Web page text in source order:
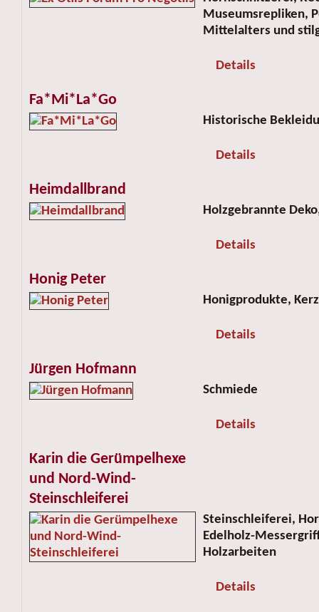
Museumsrepliken,
Mittelalters und
Details
Fa*Mi*La*Go
Historische
Details
Heimdallbrand
Holzgebrannte
Details
Honig Peter
Honigprodukte,
Details
Jürgen Hofmann
Schmiede
Details
Karin die Gerümpelhexe
und Nord-Wind-
Steinschleiferei
Steinschleiferei,
Edelholz-
Holzarbeiten
Details